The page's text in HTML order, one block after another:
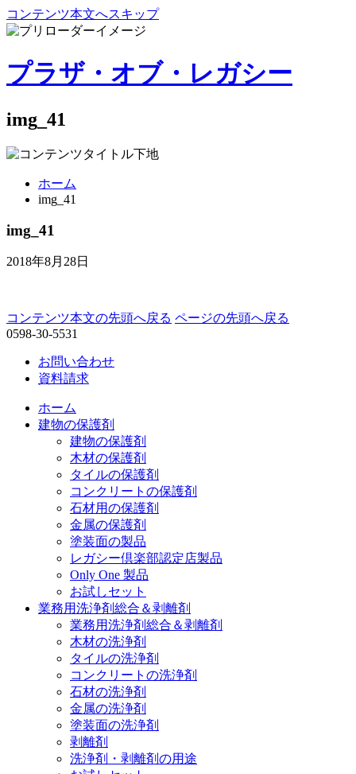
コンテンツ本文へスキップ
プラザ・オブ・レガシー
img_41
ホーム
img_41
img_41
2018年8月28日
コンテンツ本文の先頭へ戻る ページの先頭へ戻る
0598-30-5531
お問い合わせ
資料請求
ホーム
建物の保護剤
建物の保護剤
木材の保護剤
タイルの保護剤
コンクリートの保護剤
石材用の保護剤
金属の保護剤
塗装面の製品
レガシー倶楽部認定店製品
Only One 製品
お試しセット
業務用洗浄剤総合＆剥離剤
業務用洗浄剤総合＆剥離剤
木材の洗浄剤
タイルの洗浄剤
コンクリートの洗浄剤
石材の洗浄剤
金属の洗浄剤
塗装面の洗浄剤
剥離剤
洗浄剤・剥離剤の用途